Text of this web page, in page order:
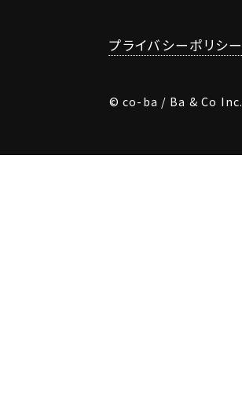
プライバシーポリシー
© co-ba / Ba & Co Inc.